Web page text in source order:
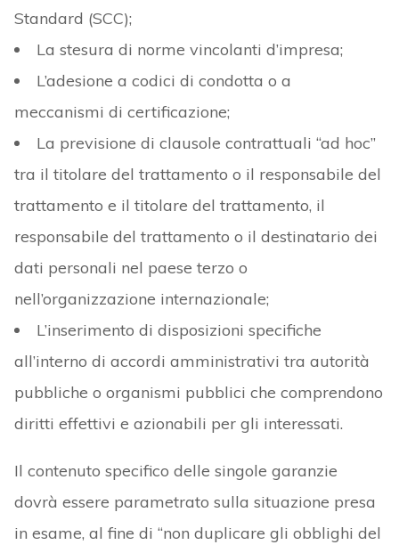
Standard (SCC);
La stesura di norme vincolanti d’impresa;
L’adesione a codici di condotta o a
meccanismi di certificazione;
La previsione di clausole contrattuali “ad hoc”
tra il titolare del trattamento o il responsabile del
trattamento e il titolare del trattamento, il
responsabile del trattamento o il destinatario dei
dati personali nel paese terzo o
nell’organizzazione internazionale;
L’inserimento di disposizioni specifiche
all’interno di accordi amministrativi tra autorità
pubbliche o organismi pubblici che comprendono
diritti effettivi e azionabili per gli interessati.
Il contenuto specifico delle singole garanzie
dovrà essere parametrato sulla situazione presa
in esame, al fine di “non duplicare gli obblighi del